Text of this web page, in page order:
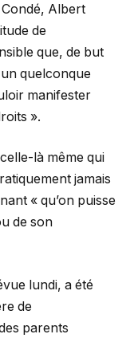
Albert
de
que, de but
quelconque
manifester
».
là même qui
jamais
« qu’on puisse
de son
lundi, a été
de
parents